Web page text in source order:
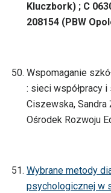
Kluczbork) ; C
208154 (PBW
Wspomaganie
: sieci współpracy
Ciszewska, Sandra
Ośrodek Rozwoju
Wybrane metody
psychologicznej w